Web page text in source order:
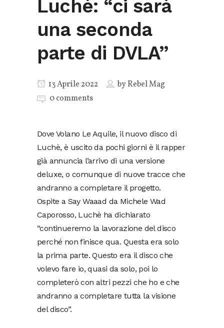
Luchè: “ci sarà
una seconda
parte di DVLA”
13 Aprile 2022 byRebel Mag
0 comments
Dove Volano Le Aquile, il nuovo disco di
Luchè, è uscito da pochi giorni è il rapper
già annuncia l’arrivo di una versione
deluxe, o comunque di nuove tracce che
andranno a completare il progetto.
Ospite a Say Waaad da Michele Wad
Caporosso, Luchè ha dichiarato
“continueremo la lavorazione del disco
perché non finisce qua. Questa era solo
la prima parte. Questo era il disco che
volevo fare io, quasi da solo, poi lo
completerò con altri pezzi che ho e che
andranno a completare tutta la visione
del disco”.